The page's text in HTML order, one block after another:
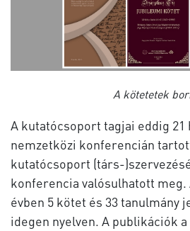
A kötetetek
A kutatócsoport tagjai eddig 21
nemzetközi konferencián
kutatócsoport (társ-
konferencia valósulhatott meg.
évben 5 kötet és 33 tanulmány
idegen nyelven. A publikációk